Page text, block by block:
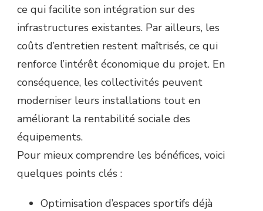
ce qui facilite son intégration sur des
infrastructures existantes. Par ailleurs, les
coûts d’entretien restent maîtrisés, ce qui
renforce l’intérêt économique du projet. En
conséquence, les collectivités peuvent
moderniser leurs installations tout en
améliorant la rentabilité sociale des
équipements.
Pour mieux comprendre les bénéfices, voici
quelques points clés :
Optimisation d’espaces sportifs déjà